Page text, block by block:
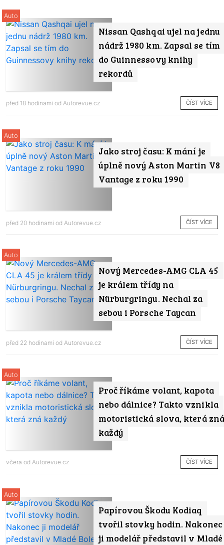
Nissan Qashqai ujel na jednu
nádrž 1980 km. Zapsal se tím
do Guinnessovy knihy
rekordů
Auto
před 18 hodinami od Autorevue.cz ČÍST VÍCE
Jako stroj času: K mání je
úplně nový Aston Martin V8
Vantage z roku 1990
Auto
před 20 hodinami od Autorevue.cz ČÍST VÍCE
Nový Mercedes-AMG CLA 45
je králem třídy na
Nürburgringu. Nechal za
sebou i Porsche Taycan
Auto
před 22 hodinami od Autorevue.cz ČÍST VÍCE
Proč říkáme volant, kapota
nebo dálnice? Takto vznikla
motoristická slova, která zná
každý
Auto
včera od Autorevue.cz ČÍST VÍCE
Papírovou Škodu Kodiaq
tvořil stovky hodin. Nakonec
ji modelář představil v Mladé
Auto